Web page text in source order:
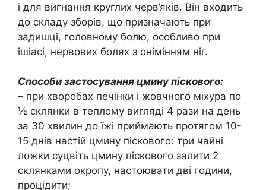
і для вигнання круглих черв’яків. Він входить
до складу зборів, що призначають при
задишці, головному болю, особливо при
ішіасі, нервових болях з онімінням ніг.
Способи застосування цмину піскового:
– при хворобах печінки і жовчного міхура по
½ склянки в теплому вигляді 4 рази на день
за 30 хвилин до їжі приймають протягом 10-
15 днів настій цмину піскового: три чайні
ложки суцвіть цмину піскового залити 2
склянками окропу, настоювати дві години,
процідити;